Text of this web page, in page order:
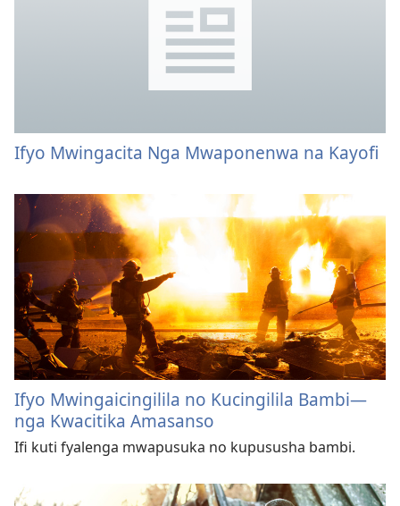
Ifyo Mwingacita Nga Mwaponenwa na Kayofi
Ifyo Mwingaicingilila no Kucingilila Bambi—
nga Kwacitika Amasanso
Ifi kuti fyalenga mwapusuka no kupususha bambi.